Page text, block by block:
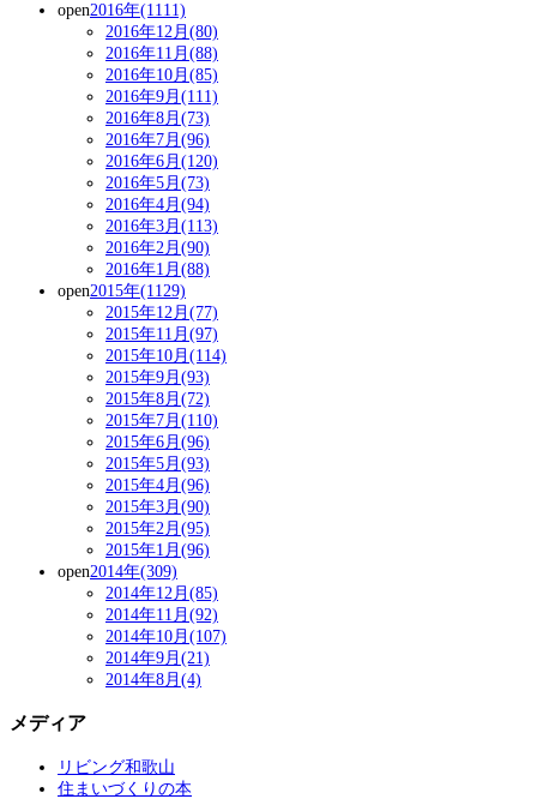
open2016年(1111)
2016年12月(80)
2016年11月(88)
2016年10月(85)
2016年9月(111)
2016年8月(73)
2016年7月(96)
2016年6月(120)
2016年5月(73)
2016年4月(94)
2016年3月(113)
2016年2月(90)
2016年1月(88)
open2015年(1129)
2015年12月(77)
2015年11月(97)
2015年10月(114)
2015年9月(93)
2015年8月(72)
2015年7月(110)
2015年6月(96)
2015年5月(93)
2015年4月(96)
2015年3月(90)
2015年2月(95)
2015年1月(96)
open2014年(309)
2014年12月(85)
2014年11月(92)
2014年10月(107)
2014年9月(21)
2014年8月(4)
メディア
リビング和歌山
住まいづくりの本